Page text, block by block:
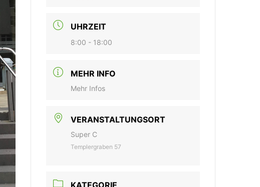
UHRZEIT
8:00 - 18:00
MEHR INFO
Mehr Infos
VERANSTALTUNGSORT
Super C
Templergraben 57
KATEGORIE